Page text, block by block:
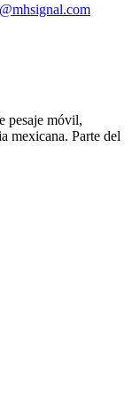
pesaje móvil,
mexicana. Parte del